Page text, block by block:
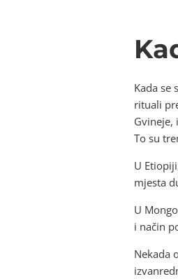
Kada se
rituali
Gvineje,
To su
U
mjesta
U
i način
Nekada